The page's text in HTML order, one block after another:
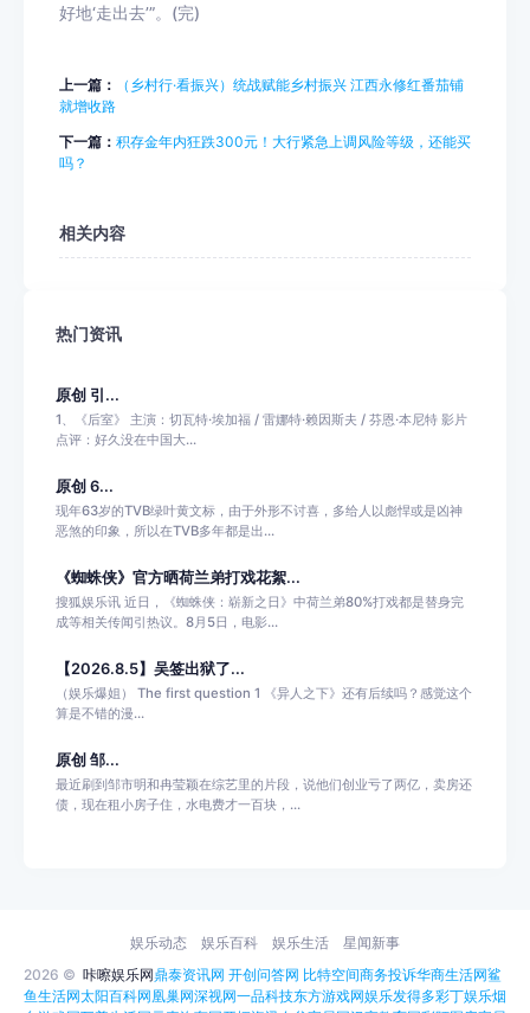
好地‘走出去’”。(完)
上一篇：
（乡村行·看振兴）统战赋能乡村振兴 江西永修红番茄铺
就增收路
下一篇： 积存金年内狂跌300元！大行紧急上调风险等级，还能买
吗？
相关内容
热门资讯
原创 引...
1、《后室》 主演：切瓦特·埃加福 / 雷娜特·赖因斯夫 / 芬恩·本尼特 影片
点评：好久没在中国大...
原创 6...
现年63岁的TVB绿叶黄文标，由于外形不讨喜，多给人以彪悍或是凶神
恶煞的印象，所以在TVB多年都是出...
《蜘蛛侠》官方晒荷兰弟打戏花絮...
搜狐娱乐讯 近日，《蜘蛛侠：崭新之日》中荷兰弟80%打戏都是替身完
成等相关传闻引热议。8月5日，电影...
【2026.8.5】吴签出狱了...
（娱乐爆姐） The first question 1 《异人之下》还有后续吗？感觉这个
算是不错的漫...
原创 邹...
最近刷到邹市明和冉莹颖在综艺里的片段，说他们创业亏了两亿，卖房还
债，现在租小房子住，水电费才一百块，...
2026 © 咔嚓娱乐网鼎泰资讯网 开创问答网 比特空间商务投诉华商生活网鲨
鱼生活网太阳百科网凰巢网深视网一品科技东方游戏网娱乐发得多彩丁娱乐烟
娱乐动态 娱乐百科 娱乐生活 星闻新事